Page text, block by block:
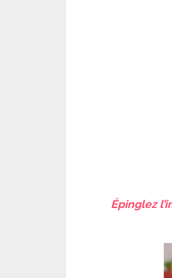
Épinglez